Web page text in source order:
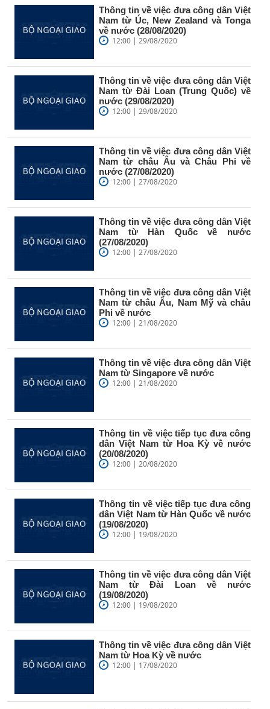
Thông tin về việc đưa công dân Việt
Nam từ Úc, New Zealand và Tonga
về nước (28/08/2020)
12:00 | 29/08/2020
Thông tin về việc đưa công dân Việt
Nam từ Đài Loan (Trung Quốc) về
nước (29/08/2020)
12:00 | 29/08/2020
Thông tin về việc đưa công dân Việt
Nam từ châu Âu và Châu Phi về
nước (27/08/2020)
12:00 | 27/08/2020
Thông tin về việc đưa công dân Việt
Nam từ Hàn Quốc về nước
(27/08/2020)
12:00 | 27/08/2020
Thông tin về việc đưa công dân Việt
Nam từ châu Âu, Nam Mỹ và châu
Phi về nước
12:00 | 21/08/2020
Thông tin về việc đưa công dân Việt
Nam từ Singapore về nước
12:00 | 21/08/2020
Thông tin về việc tiếp tục đưa công
dân Việt Nam từ Hoa Kỳ về nước
(20/08/2020)
12:00 | 20/08/2020
Thông tin về việc tiếp tục đưa công
dân Việt Nam từ Hàn Quốc về nước
(19/08/2020)
12:00 | 19/08/2020
Thông tin về việc đưa công dân Việt
Nam từ Đài Loan về nước
(19/08/2020)
12:00 | 19/08/2020
Thông tin về việc đưa công dân Việt
Nam từ Hoa Kỳ về nước
12:00 | 17/08/2020